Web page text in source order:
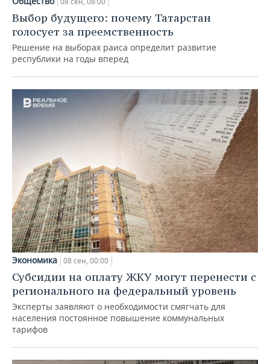
Выбор будущего: почему Татарстан
голосует за преемственность
Решение на выборах раиса определит развитие
республики на годы вперед
Экономика 08 сен, 00:00
Субсидии на оплату ЖКУ могут перенести с
регионального на федеральный уровень
Эксперты заявляют о необходимости смягчать для
населения постоянное повышение коммунальных
тарифов